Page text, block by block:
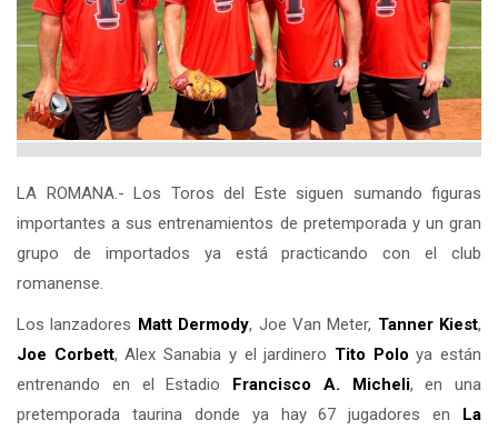
LA ROMANA.- Los Toros del Este siguen sumando figuras
importantes a sus entrenamientos de pretemporada y un gran
grupo de importados ya está practicando con el club
romanense.
Los lanzadores Matt Dermody, Joe Van Meter, Tanner Kiest,
Joe Corbett, Alex Sanabia y el jardinero Tito Polo ya están
entrenando en el Estadio Francisco A. Micheli, en una
pretemporada taurina donde ya hay 67 jugadores en La